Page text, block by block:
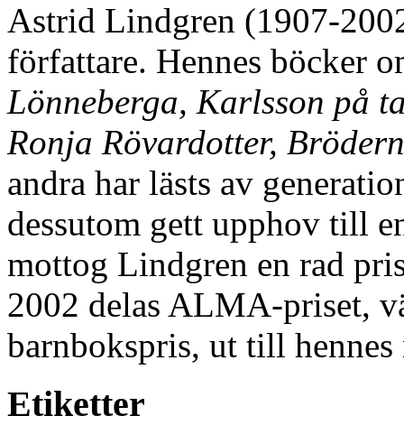
Astrid Lindgren (1907-
författare. Hennes böcker
Lönneberga, Karlsson på
Ronja Rövardotter,
andra har lästs av
dessutom gett upphov till
mottog Lindgren en rad
2002 delas ALMA-priset,
barnbokspris, ut till hennes
Etiketter